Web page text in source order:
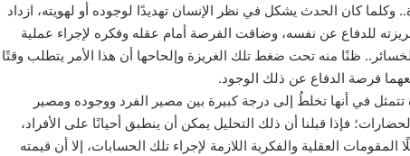
وكلما كان الحدث يشكل في نظر الإنسان تهديدًا لوجوده أو لهويته، ازداد
للدفاع عن نفسه، وضاقت الفرصة أمام عقله وفكره لإجراء عملية
ظنًا منه تحت ضغط تلك الغريزة وإلحاحها أن هذا الأمر يتطلب وقتًا
فرصة الدفاع عن ذلك الوجود.
في أنها تخلطُ إلى درجة كبيرة بين مصير الفرد ووجوده ومصير
فإذا قبلنا أن ذلك التحليل يمكن أن ينطبق أحيانًا على الأفراد،
العقلية والفكرية اللازمة لإجراء تلك الحسابات، إلا أن قيمته